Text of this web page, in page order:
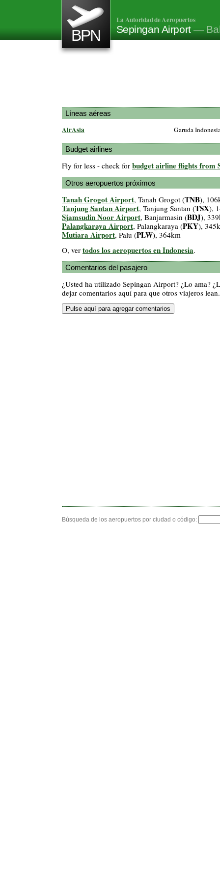
BPN
La Autoridad de Aeropuertos
Sepingan Airport—
Líneas aéreas
AirAsia Garuda
Budget airlines
Fly for less - check for budget airline flights from
Otros aeropuertos próximos
Tanah Grogot Airport, Tanah Grogot (TNB),
Tanjung Santan Airport, Tanjung Santan (TSX),
Sjamsudin Noor Airport, Banjarmasin (BDJ),
Palangkaraya Airport, Palangkaraya (PKY),
Mutiara Airport, Palu (PLW), 364km
O, ver todos los aeropuertos en Indonesia.
Comentarios del pasajero
¿Usted ha utilizado Sepingan Airport? ¿Lo ama?
dejar comentarios aquí para que otros viajeros lean.
Búsqueda de los aeropuertos por ciudad o código: